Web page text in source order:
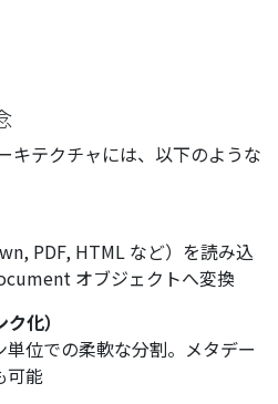
キテクチャには、以下のような
PDF, HTML など）を読み込
オブジェクトへ変換
化）
位での柔軟な分割。メタデー
可能